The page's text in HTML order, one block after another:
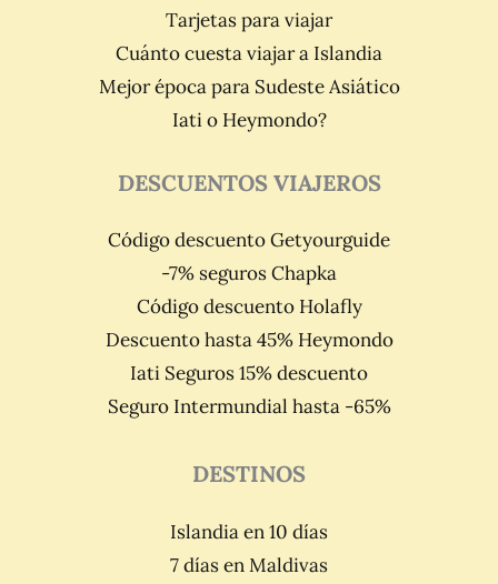
Tarjetas para viajar
Cuánto cuesta viajar a Islandia
Mejor época para Sudeste Asiático
Iati o Heymondo?
DESCUENTOS VIAJEROS
Código descuento Getyourguide
-7% seguros Chapka
Código descuento Holafly
Descuento hasta 45% Heymondo
Iati Seguros 15% descuento
Seguro Intermundial hasta -65%
DESTINOS
Islandia en 10 días
7 días en Maldivas